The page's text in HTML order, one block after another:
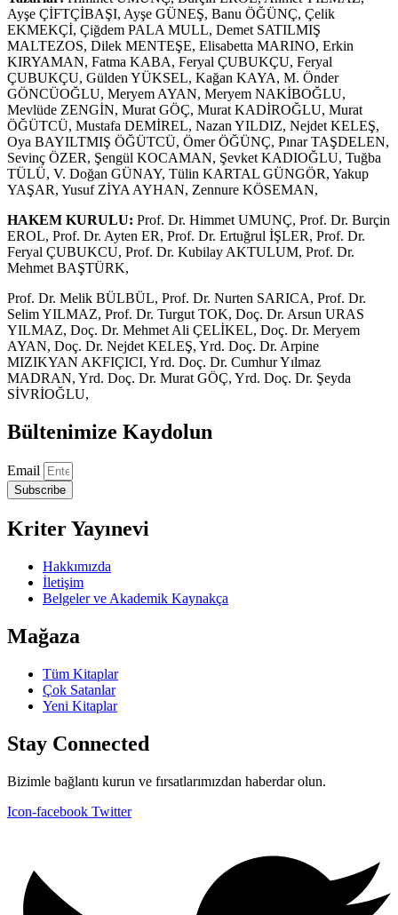
Ayşe ÇİFTÇİBAŞI, Ayşe GÜNEŞ, Banu ÖĞÜNÇ, Çelik
EKMEKÇİ, Çiğdem PALA MULL, Demet SATILMIŞ
MALTEZOS, Dilek MENTEŞE, Elisabetta MARINO, Erkin
KIRYAMAN, Fatma KABA, Feryal ÇUBUKÇU, Feryal
ÇUBUKÇU, Gülden YÜKSEL, Kağan KAYA, M. Önder
GÖNCÜOĞLU, Meryem AYAN, Meryem NAKİBOĞLU,
Mevlüde ZENGİN, Murat GÖÇ, Murat KADİROĞLU, Murat
ÖĞÜTCÜ, Mustafa DEMİREL, Nazan YILDIZ, Nejdet KELEŞ,
Oya BAYILTMIŞ ÖĞÜTCÜ, Ömer ÖĞÜNÇ, Pınar TAŞDELEN,
Sevinç ÖZER, Şengül KOCAMAN, Şevket KADIOĞLU, Tuğba
TÜLÜ, V. Doğan GÜNAY, Tülin KARTAL GÜNGÖR, Yakup
YAŞAR, Yusuf ZİYA AYHAN, Zennure KÖSEMAN,
HAKEM KURULU: Prof. Dr. Himmet UMUNÇ, Prof. Dr. Burçin
EROL, Prof. Dr. Ayten ER, Prof. Dr. Ertuğrul İŞLER, Prof. Dr.
Feryal ÇUBUKCU, Prof. Dr. Kubilay AKTULUM, Prof. Dr.
Mehmet BAŞTÜRK,
Prof. Dr. Melik BÜLBÜL, Prof. Dr. Nurten SARICA, Prof. Dr.
Selim YILMAZ, Prof. Dr. Turgut TOK, Doç. Dr. Arsun URAS
YILMAZ, Doç. Dr. Mehmet Ali ÇELİKEL, Doç. Dr. Meryem
AYAN, Doç. Dr. Nejdet KELEŞ, Yrd. Doç. Dr. Arpine
MIZIKYAN AKFIÇICI, Yrd. Doç. Dr. Cumhur Yılmaz
MADRAN, Yrd. Doç. Dr. Murat GÖÇ, Yrd. Doç. Dr. Şeyda
SİVRİOĞLU,
Bültenimize Kaydolun
Email
Subscribe
Kriter Yayınevi
Hakkımızda
İletişim
Belgeler ve Akademik Kaynakça
Mağaza
Tüm Kitaplar
Çok Satanlar
Yeni Kitaplar
Stay Connected
Bizimle bağlantı kurun ve fırsatlarımızdan haberdar olun.
Icon-facebook Twitter